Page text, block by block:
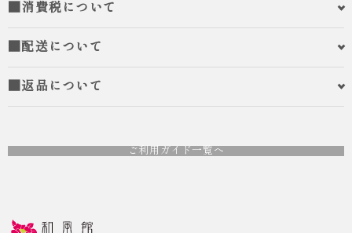
■消費税について
■配送について
■返品について
ご利用ガイド一覧へ